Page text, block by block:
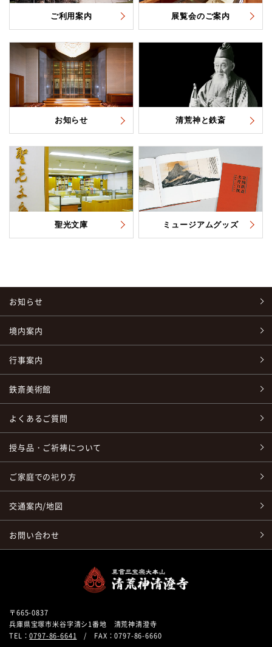
ご利用案内 展覧会のご案内
お知らせ 清荒神と鉄斎
聖光文庫 ミュージアムグッズ
お知らせ
境内案内
行事案内
鉄斎美術館
よくあるご質問
授与品・ご祈祷について
ご家庭での祀り方
交通案内/地図
お問い合わせ
〒665-0837
兵庫県宝塚市米谷字清シ1番地 清荒神清澄寺
TEL：0797-86-6641 / FAX：0797-86-6660